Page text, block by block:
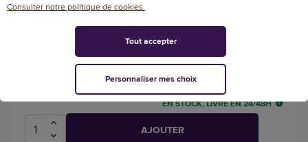
Canettes San Pellegrino à l'orange
sanguine - 33 cl
EN STOCK, LIVRÉ EN 24/48H
AJOUTER
Consulter notre politique de cookies
Personnaliser mes choix
Tout accepter